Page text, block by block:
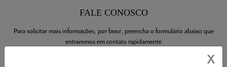
FALE CONOSCO
Para solicitar mais informações, por favor, preencha o formulário abaixo que
entraremos em contato rapidamente
X